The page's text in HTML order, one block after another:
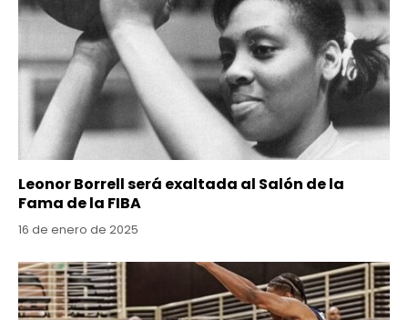
Leonor Borrell será exaltada al Salón de la
Fama de la FIBA
16 de enero de 2025